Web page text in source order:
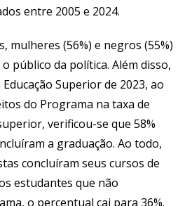
entre 2005 e 2024.
mulheres (56%) e negros (55%)
público da política. Além disso,
Superior de 2023, ao
do Programa na taxa de
verificou-se que 58%
a graduação. Ao todo,
concluíram seus cursos de
estudantes que não
o percentual cai para 36%.